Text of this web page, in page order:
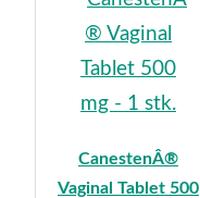
CanestenÂ®
Vaginal Tablet 500